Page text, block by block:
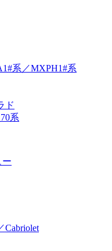
系／MXPH1#系
ド
系
ー
Cabriolet